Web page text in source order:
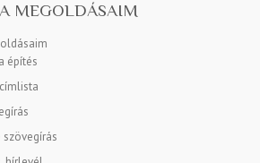
MEGOLDÁSAIM
építés
szövegírás